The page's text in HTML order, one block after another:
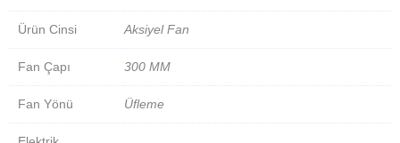
Ürün Cinsi Aksiyel Fan
Fan Çapı 300 MM
Fan Yönü Üfleme